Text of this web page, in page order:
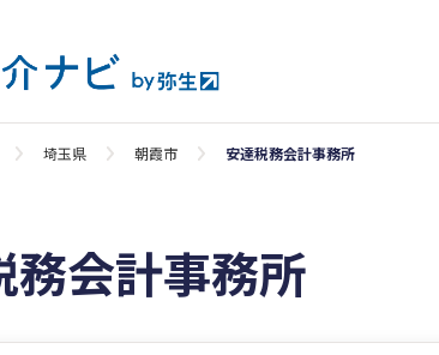
埼玉県 朝霞市 安達税務会計事務所
務会計事務所